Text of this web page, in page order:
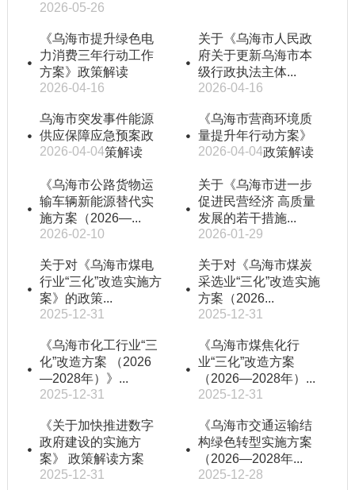
2026-05-26
《乌海市提升绿色电
力消费三年行动工作
方案》政策解读
2026-04-16
关于《乌海市人民政
府关于更新乌海市本
级行政执法主体...
2026-04-16
乌海市突发事件能源
供应保障应急预案政
策解读
2026-04-04
《乌海市营商环境质
量提升年行动方案》
政策解读
2026-04-04
《乌海市公路货物运
输车辆新能源替代实
施方案（2026—...
2026-02-10
关于《乌海市进一步
促进民营经济 高质量
发展的若干措施...
2026-01-29
关于对《乌海市煤电
行业“三化”改造实施方
案》的政策...
2025-12-31
关于对《乌海市煤炭
采选业“三化”改造实施
方案（2026...
2025-12-31
《乌海市化工行业“三
化”改造方案 （2026
—2028年）》...
2025-12-31
《乌海市煤焦化行
业“三化”改造方案
（2026—2028年）...
2025-12-31
《关于加快推进数字
政府建设的实施方
案》 政策解读方案
2025-12-31
《乌海市交通运输结
构绿色转型实施方案
（2026—2028年...
2025-12-28